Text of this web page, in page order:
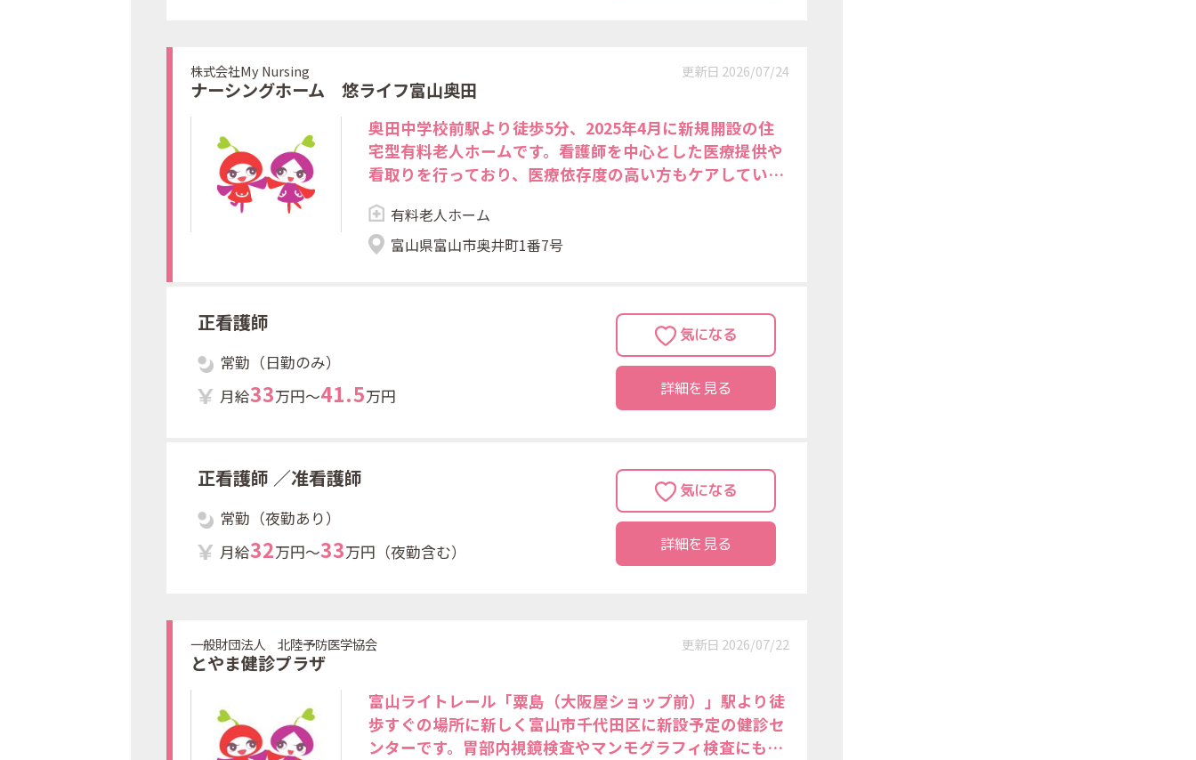
株式会社My Nursing
ナーシングホーム 悠ライフ富山奥田
奥田中学校前駅より徒歩5分、2025年4月に新規開設の住
宅型有料老人ホームです。看護師を中心とした医療提供や
看取りを行っており、医療依存度の高い方もケアしていま
るターミナルケアの新しい形の「ナーシングケア」になっ
ています。
有料老人ホーム
富山県富山市奥井町1番7号
更新日 2026/07/24
正看護師
常勤（日勤のみ）
月給33万円～41.5万円 詳細を見る
正看護師 ／准看護師
常勤（夜勤あり）
月給32万円～33万円（夜勤含む） 詳細を見る
一般財団法人 北陸予防医学協会
とやま健診プラザ
富山ライトレール「粟島（大阪屋ショップ前）」駅より徒
歩すぐの場所に新しく富山市千代田区に新設予定の健診セ
ンターです。胃部内視鏡検査やマンモグラフィ検査にも対
更新日 2026/07/22